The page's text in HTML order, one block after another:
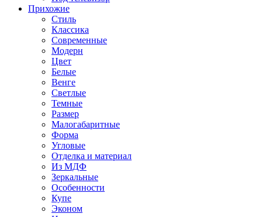
Прихожие
Стиль
Классика
Современные
Модерн
Цвет
Белые
Венге
Светлые
Темные
Размер
Малогабаритные
Форма
Угловые
Отделка и материал
Из МДФ
Зеркальные
Особенности
Купе
Эконом